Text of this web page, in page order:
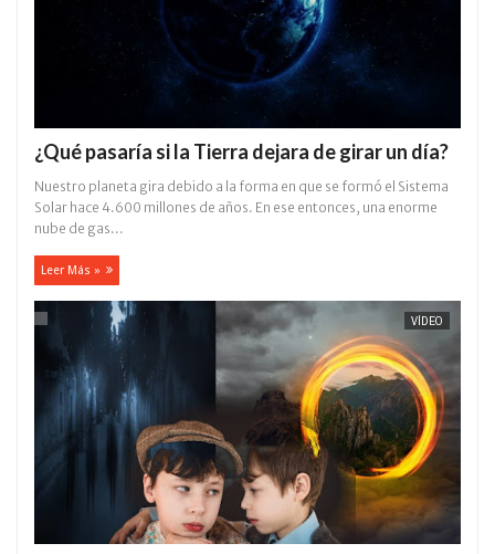
¿Qué pasaría si la Tierra dejara de girar un día?
Nuestro planeta gira debido a la forma en que se formó el Sistema
Solar hace 4.600 millones de años. En ese entonces, una enorme
nube de gas...
Leer Más »
VÍDEO